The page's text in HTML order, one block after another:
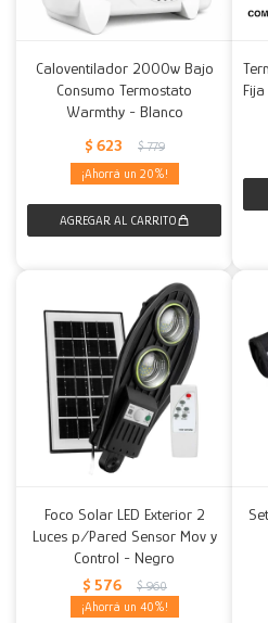
Caloventilador 2000w Bajo
Consumo Termostato
Warmthy - Blanco
$ 623 $ 779
20
Foco Solar LED Exterior 2
Luces p/Pared Sensor Mov y
Control - Negro
$ 576 $ 960
40